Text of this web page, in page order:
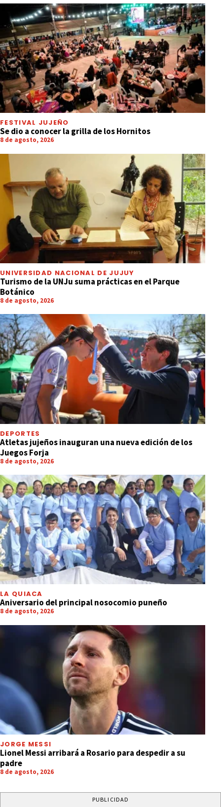
FESTIVAL JUJEÑO
Se dio a conocer la grilla de los Hornitos
8 de agosto, 2026
UNIVERSIDAD NACIONAL DE JUJUY
Turismo de la UNJu suma prácticas en el Parque
Botánico
8 de agosto, 2026
DEPORTES
Atletas jujeños inauguran una nueva edición de los
Juegos Forja
8 de agosto, 2026
LA QUIACA
Aniversario del principal nosocomio puneño
8 de agosto, 2026
JORGE MESSI
Lionel Messi arribará a Rosario para despedir a su
padre
8 de agosto, 2026
PUBLICIDAD